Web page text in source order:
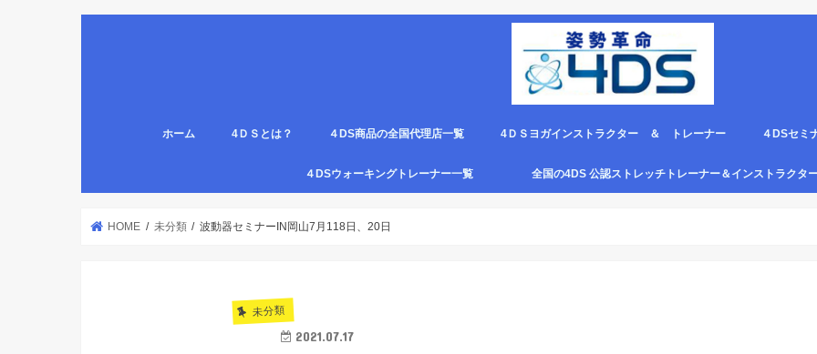
ホーム 4ＤＳとは？
医療従事者,学生のための語呂合わせ。
４DS商品の全国代理店一覧
４DSの公認クリエピロー代理店 クリエピロー説明＆使い方動画
クリエピロー Q＆A
クリエピロー販売店になる方法は？
4DS腸腹ペタベルト＆手首足首ベルト
４DS螺旋ソックス代理店一覧
4ＤＳヨガインストラクター ＆ トレーナー ４DSセミ
4ds商品
４DSのテ
４ＤＳの各
4DS セミ
セミナー受
４DSウォーキングトレーナー一覧 全国の4DS 公認ストレッチトレーナー＆インストラクタ
HOME 未分類 波動器セミナーIN岡山7月118日、20日
未分類
2021.07.17